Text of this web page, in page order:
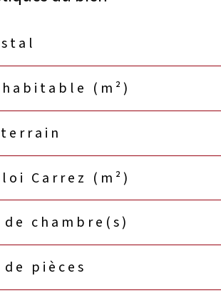
Valeurs
(m²)
Carrez (m²)
chambre(s)
pièces